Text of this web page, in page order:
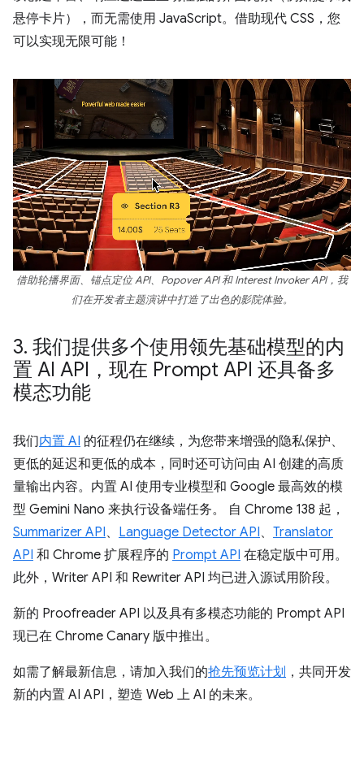
悬停卡片），而无需使用 JavaScript。借助现代 CSS，您
可以实现无限可能！
借助轮播界面、锚点定位 API、Popover API 和 Interest Invoker API，我
们在开发者主题演讲中打造了出色的影院体验。
3. 我们提供多个使用领先基础模型的内
置 AI API，现在 Prompt API 还具备多
模态功能
我们内置 AI 的征程仍在继续，为您带来增强的隐私保护、
更低的延迟和更低的成本，同时还可访问由 AI 创建的高质
量输出内容。内置 AI 使用专业模型和 Google 最高效的模
型 Gemini Nano 来执行设备端任务。 自 Chrome 138 起，
Summarizer API、 Language Detector API、 Translator
API 和 Chrome 扩展程序的 Prompt API 在稳定版中可用。
此外，Writer API 和 Rewriter API 均已进入源试用阶段。
新的 Proofreader API 以及具有多模态功能的 Prompt API
现已在 Chrome Canary 版中推出。
如需了解最新信息，请加入我们的抢先预览计划 ，共同开发
新的内置 AI API，塑造 Web 上 AI 的未来。